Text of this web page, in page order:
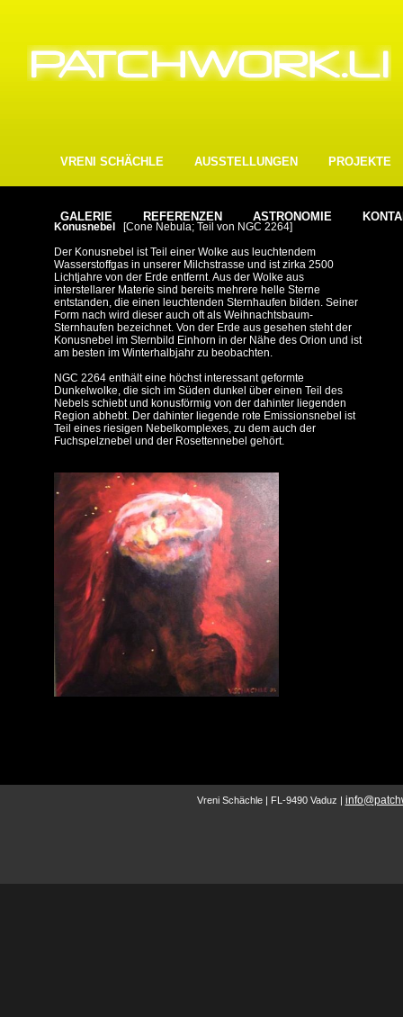
VRENI SCHÄCHLE AUSSTELLUNGEN PROJEKTE
GALERIE REFERENZEN ASTRONOMIE
Konusnebel
[Cone Nebula; Teil von NGC 2264]
Der Konusnebel ist Teil einer Wolke aus leuchtendem
Wasserstoffgas in unserer Milchstrasse und ist zirka 2500
Lichtjahre von der Erde entfernt. Aus der Wolke aus
interstellarer Materie sind bereits mehrere helle Sterne
entstanden, die einen leuchtenden Sternhaufen bilden. Seiner
Form nach wird dieser auch oft als Weihnachtsbaum-
Sternhaufen bezeichnet. Von der Erde aus gesehen steht der
Konusnebel im Sternbild Einhorn in der Nähe des Orion und ist
am besten im Winterhalbjahr zu beo­bachten.
NGC 2264 enthält eine höchst interessant geformte
Dunkelwolke, die sich im Süden dunkel über einen Teil des
Nebels schiebt und konusförmig von der dahinter liegenden
Region abhebt. Der dahinter liegende rote Emissionsnebel ist
Teil eines riesigen Nebelkomplexes, zu dem auch der
Fuchspelznebel und der Rosettennebel gehört.
Vreni Schächle | FL-9490 Vaduz | info@